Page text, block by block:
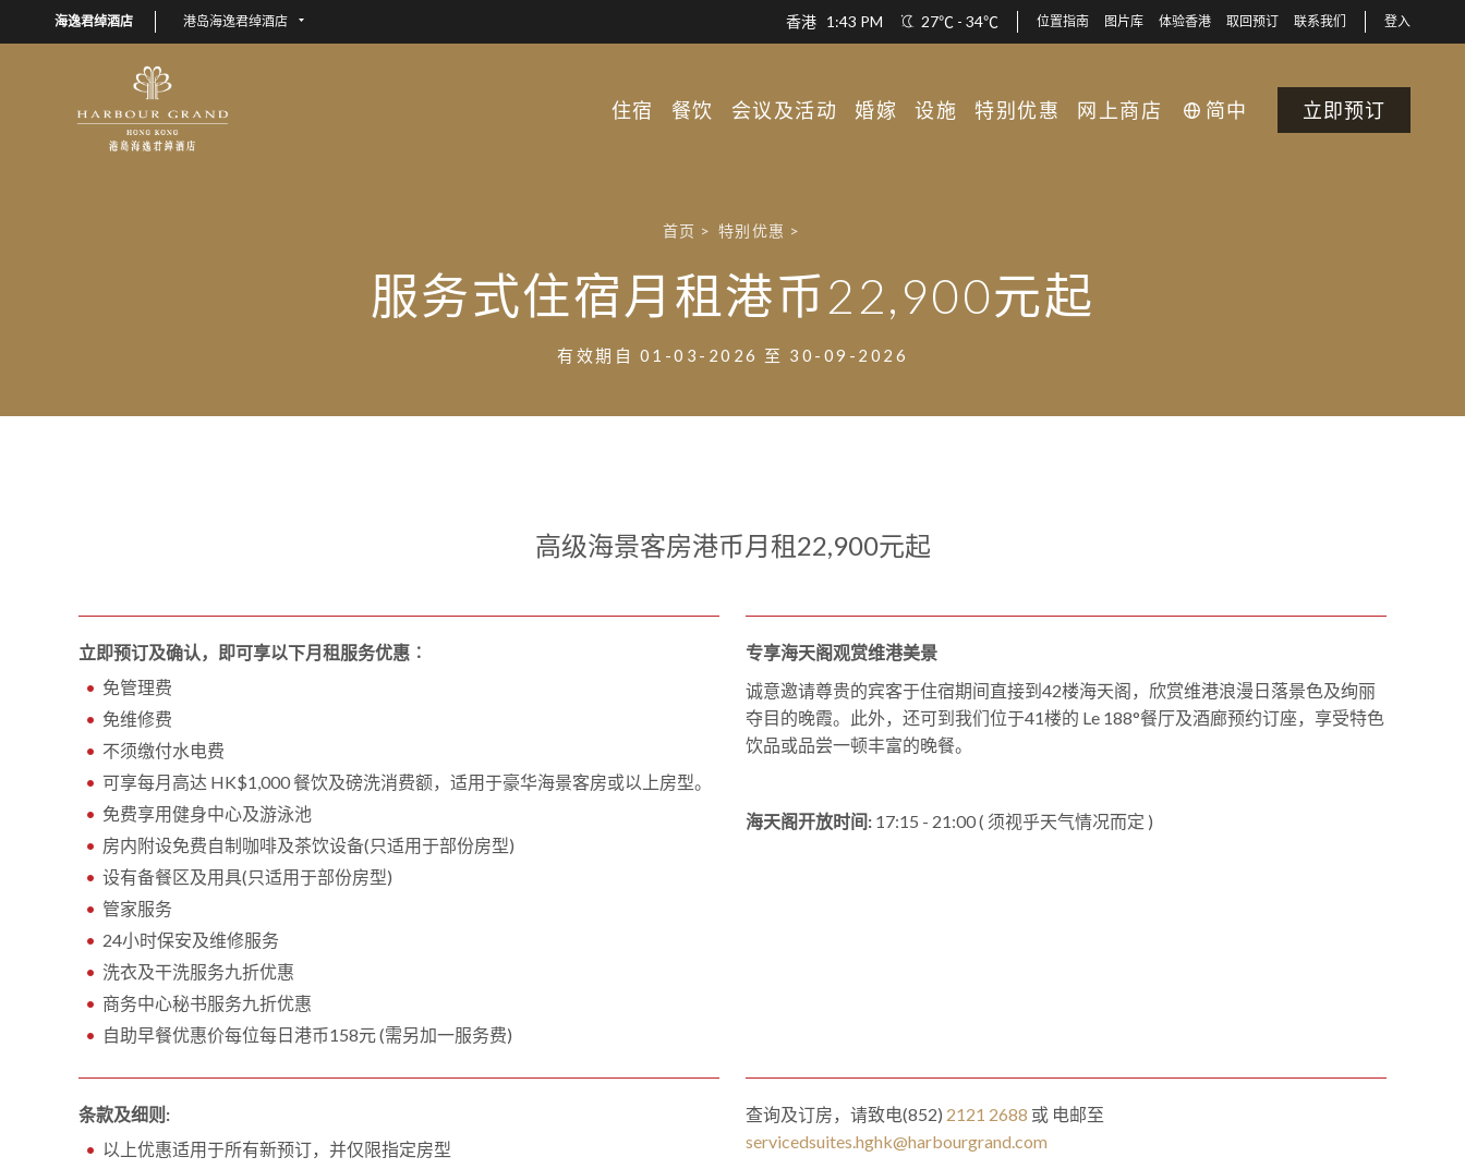
海逸君绰酒店 港岛海逸君绰酒店 香港 1:43 PM 27℃ - 34℃ 位置指南 图片库 体验香港 取回预订 联系我们 登入
住宿 餐饮 会议及活动 婚嫁 设施 特别优惠 网上商店 简中 立即预订
首页 > 特别优惠 >
服务式住宿月租港币22,900元起
有效期自 01-03-2026 至 30-09-2026
高级海景客房港币月租22,900元起
立即预订及确认，即可享以下月租服务优惠︰
免管理费
免维修费
不须缴付水电费
可享每月高达 HK$1,000 餐饮及磅洗消费额，适用于豪华海景客房或以上房型。
免费享用健身中心及游泳池
房内附设免费自制咖啡及茶饮设备(只适用于部份房型)
设有备餐区及用具(只适用于部份房型)
管家服务
24小时保安及维修服务
洗衣及干洗服务九折优惠
商务中心秘书服务九折优惠
自助早餐优惠价每位每日港币158元 (需另加一服务费)
专享海天阁观赏维港美景
诚意邀请尊贵的宾客于住宿期间直接到42楼海天阁，欣赏维港浪漫日落景色及绚丽
夺目的晚霞。此外，还可到我们位于41楼的 Le 188°餐厅及酒廊预约订座，享受特色
饮品或品尝一顿丰富的晚餐。
海天阁开放时间: 17:15 - 21:00 ( 须视乎天气情况而定 )
条款及细则:
以上优惠适用于所有新预订，并仅限指定房型
查询及订房，请致电(852) 2121 2688 或 电邮至
servicedsuites.hghk@harbourgrand.com